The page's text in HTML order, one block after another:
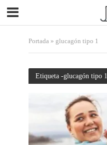
Portada» glucagón tipo 1
Etiqueta -glucagón tipo 1